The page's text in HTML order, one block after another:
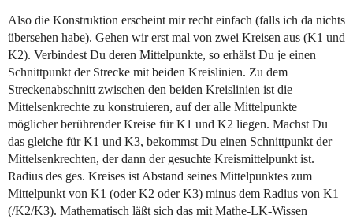
Also die Konstruktion erscheint mir recht einfach (falls ich da nichts
übersehen habe). Gehen wir erst mal von zwei Kreisen aus (K1 und
K2). Verbindest Du deren Mittelpunkte, so erhälst Du je einen
Schnittpunkt der Strecke mit beiden Kreislinien. Zu dem
Streckenabschnitt zwischen den beiden Kreislinien ist die
Mittelsenkrechte zu konstruieren, auf der alle Mittelpunkte
möglicher berührender Kreise für K1 und K2 liegen. Machst Du
das gleiche für K1 und K3, bekommst Du einen Schnittpunkt der
Mittelsenkrechten, der dann der gesuchte Kreismittelpunkt ist.
Radius des ges. Kreises ist Abstand seines Mittelpunktes zum
Mittelpunkt von K1 (oder K2 oder K3) minus dem Radius von K1
(/K2/K3). Mathematisch läßt sich das mit Mathe-LK-Wissen